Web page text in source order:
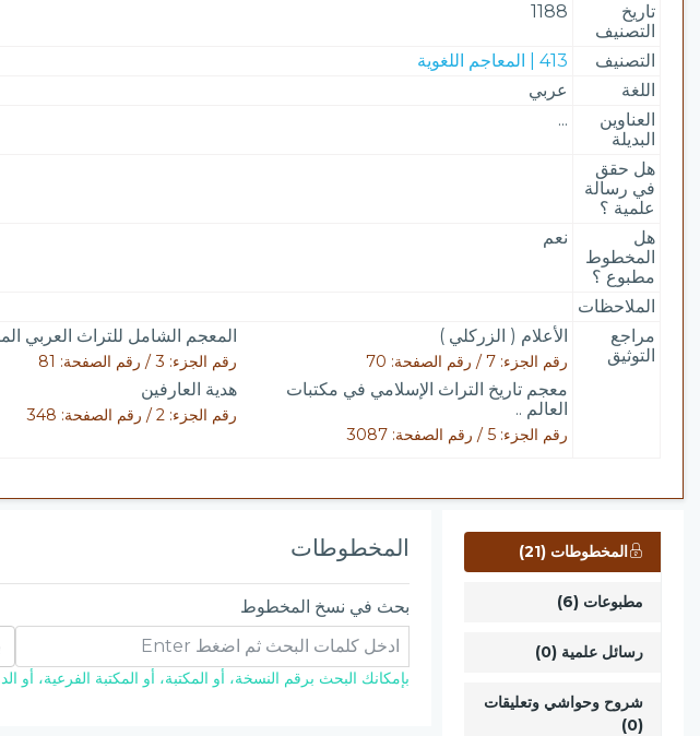
تاريخ
التصنيف
1188
التصنيف
413 | المعاجم اللغوية
اللغة
عربي
العناوين
البديلة
...
هل حقق
في رسالة
علمية ؟
هل
المخطوط
مطبوع ؟
نعم
الملاحظات
مراجع
التوثيق
الأعلام ( الزركلي )
رقم الجزء: 7 / رقم الصفحة: 70
المعجم الشامل للتراث العربي
رقم الجزء: 3 / رقم الصفحة: 81
معجم تاريخ التراث الإسلامي في مكتبات
العالم ..
رقم الجزء: 5 / رقم الصفحة: 3087
هدية العارفين
رقم الجزء: 2 / رقم الصفحة: 348
المخطوطات (21)
مطبوعات (6)
رسائل علمية (0)
شروح وحواشي وتعليقات
(0)
المخطوطات
بحث في نسخ المخطوط
بإمكانك البحث برقم النسخة، أو المكتبة، أو المكتبة الفرعية، أو